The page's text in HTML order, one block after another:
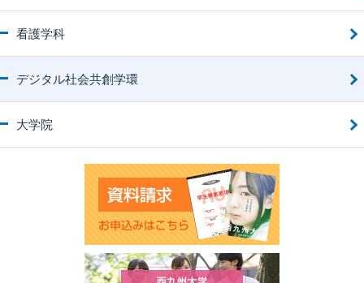
看護学科
デジタル社会共創学環
大学院